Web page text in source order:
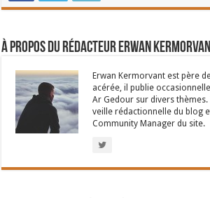
À propos du rédacteur Erwan
Erwan Kermorvant est père
acérée, il publie
Ar Gedour sur divers
veille rédactionnelle du blog
Community Manager du site.